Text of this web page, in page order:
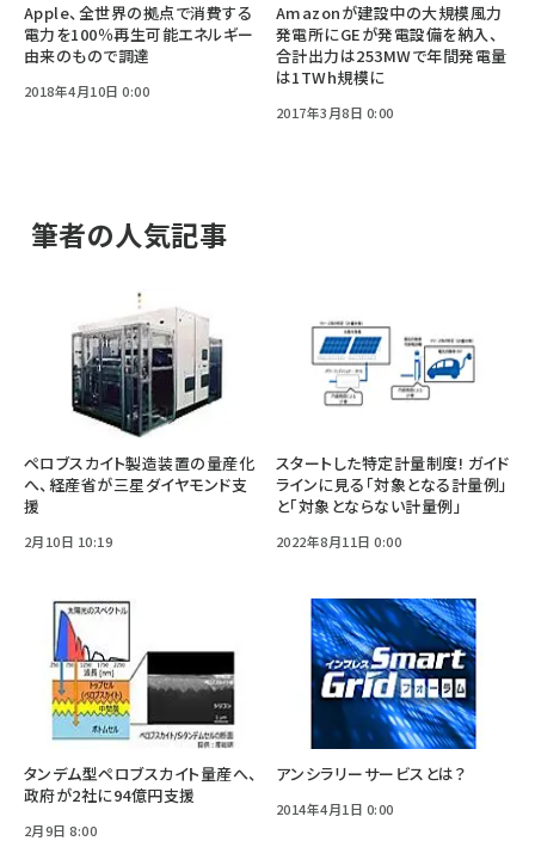
Apple、全世界の拠点で消費する
電力を100％再生可能エネルギー
由来のもので調達
2018年4月10日 0:00
Amazonが建設中の大規模風力
発電所にGEが発電設備を納入、
合計出力は253MWで年間発電量
は1TWh規模に
2017年3月8日 0:00
筆者の人気記事
ペロブスカイト製造装置の量産化
へ、経産省が三星ダイヤモンド支
援
2月10日 10:19
スタートした特定計量制度! ガイド
ラインに見る「対象となる計量例」
と「対象とならない計量例」
2022年8月11日 0:00
タンデム型ペロブスカイト量産へ、
政府が2社に94億円支援
2月9日 8:00
アンシラリーサービスとは？
2014年4月1日 0:00